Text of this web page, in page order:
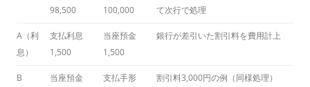
98,500
100,000
て次行で処理
A（利
息）
支払利息
1,500
当座預金
1,500
銀行が差引いた割引料を費用計上
B
当座預金
支払手形
割引料3,000円の例（同様処理）